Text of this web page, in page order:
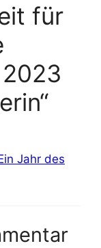
für
Jahr des